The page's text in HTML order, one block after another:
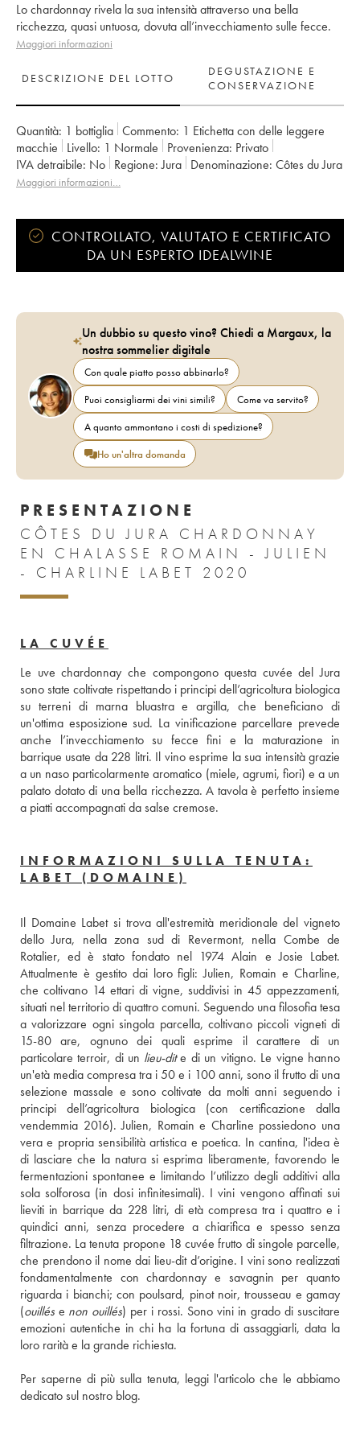
Lo chardonnay rivela la sua intensità attraverso una bella
ricchezza, quasi untuosa, dovuta all’invecchiamento sulle fecce.
Maggiori informazioni
DESCRIZIONE DEL LOTTO
DEGUSTAZIONE E
CONSERVAZIONE
Quantità: 1 bottiglia Commento: 1 Etichetta con delle leggere
macchie
Livello: 1 Normale Provenienza:
privato
IVA detraibile:
no Regione: Jura Denominazione:
Côtes du Jura
Proprietario:
Maggiori informazioni…
CONTROLLATO, VALUTATO E CERTIFICATO
DA UN ESPERTO IDEALWINE
Un dubbio su questo vino? Chiedi a Margaux, la
nostra sommelier digitale
Con quale piatto posso abbinarlo?
Puoi consigliarmi dei vini simili?
Come va servito?
A quanto ammontano i costi di spedizione?
Ho un'altra domanda
PRESENTAZIONE
CÔTES DU JURA CHARDONNAY
EN CHALASSE ROMAIN - JULIEN
- CHARLINE LABET 2020
LA CUVÉE
Le uve chardonnay che compongono questa cuvée del Jura
sono state coltivate rispettando i principi dell’agricoltura biologica
su terreni di marna bluastra e argilla, che beneficiano di
un'ottima esposizione sud. La vinificazione parcellare prevede
anche l’invecchiamento su fecce fini e la maturazione in
barrique usate da 228 litri. Il vino esprime la sua intensità grazie
a un naso particolarmente aromatico (miele, agrumi, fiori) e a un
palato dotato di una bella ricchezza. A tavola è perfetto insieme
a piatti accompagnati da salse cremose.
INFORMAZIONI SULLA TENUTA:
LABET (DOMAINE)
Il Domaine Labet si trova all'estremità meridionale del vigneto
dello Jura, nella zona sud di Revermont, nella Combe de
Rotalier, ed è stato fondato nel 1974 Alain e Josie Labet.
Attualmente è gestito dai loro figli: Julien, Romain e Charline,
che coltivano 14 ettari di vigne, suddivisi in 45 appezzamenti,
situati nel territorio di quattro comuni. Seguendo una filosofia tesa
a valorizzare ogni singola parcella, coltivano piccoli vigneti di
15-80 are, ognuno dei quali esprime il carattere di un
particolare terroir, di un lieu-dit e di un vitigno. Le vigne hanno
un'età media compresa tra i 50 e i 100 anni, sono il frutto di una
selezione massale e sono coltivate da molti anni seguendo i
principi dell’agricoltura biologica (con certificazione dalla
vendemmia 2016). Julien, Romain e Charline possiedono una
vera e propria sensibilità artistica e poetica. In cantina, l'idea è
di lasciare che la natura si esprima liberamente, favorendo le
fermentazioni spontanee e limitando l’utilizzo degli additivi alla
sola solforosa (in dosi infinitesimali). I vini vengono affinati sui
lieviti in barrique da 228 litri, di età compresa tra i quattro e i
quindici anni, senza procedere a chiarifica e spesso senza
filtrazione. La tenuta propone 18 cuvée frutto di singole parcelle,
che prendono il nome dai lieu-dit d’origine. I vini sono realizzati
fondamentalmente con chardonnay e savagnin per quanto
riguarda i bianchi; con poulsard, pinot noir, trousseau e gamay
(ouillés e non ouillés) per i rossi. Sono vini in grado di suscitare
emozioni autentiche in chi ha la fortuna di assaggiarli, data la
loro rarità e la grande richiesta.
Per saperne di più sulla tenuta, leggi l'articolo che le abbiamo
dedicato sul nostro blog.